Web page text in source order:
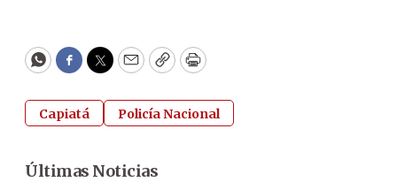
WhatsApp
Facebook
Twitter
EmailCopyPrint
Capiatá Policía Nacional
Últimas Noticias